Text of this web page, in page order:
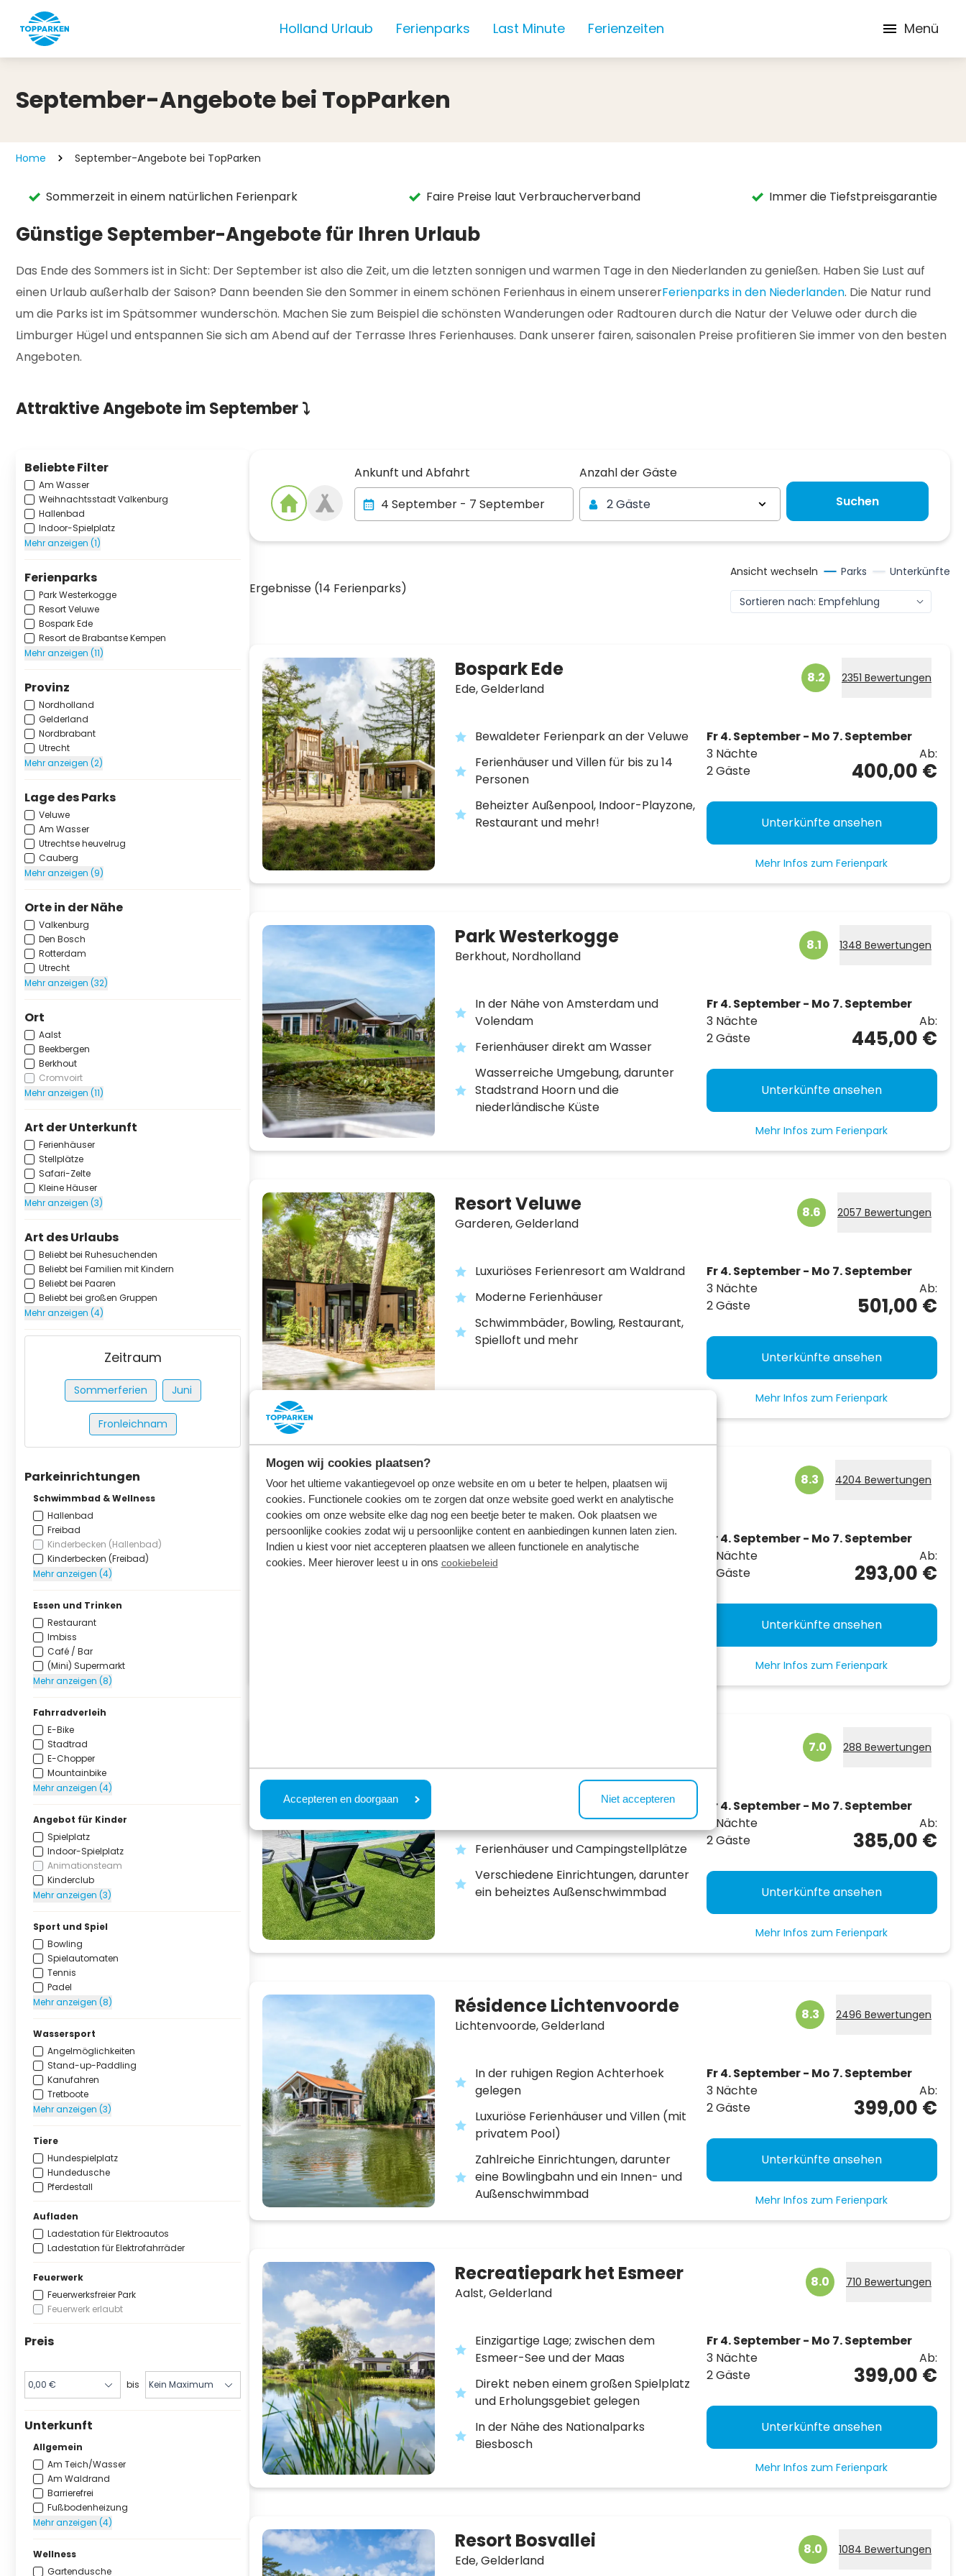
Mogen wij cookies plaatsen?
Voor het ultieme vakantiegevoel op onze website en om u beter te helpen, plaatsen wij
cookies. Functionele cookies om te zorgen dat onze website goed werkt en analytische
cookies om onze website elke dag nog een beetje beter te maken. Ook plaatsen we
persoonlijke cookies zodat wij u persoonlijke content en aanbiedingen kunnen laten zien.
Indien u kiest voor niet accepteren plaatsen we alleen functionele en analytische
cookies. Meer hierover leest u in ons cookiebeleid
Accepteren en doorgaan Niet accepteren
Holland Urlaub Ferienparks Last Minute Ferienzeiten Menü
September-Angebote bei TopParken
Home September-Angebote bei TopParken
Sommerzeit in einem natürlichen Ferienpark Faire Preise laut Verbraucherverband Immer die Tiefstpreisgarantie
Günstige September-Angebote für Ihren Urlaub
Das Ende des Sommers ist in Sicht: Der September ist also die Zeit, um die letzten sonnigen und warmen Tage in den Niederlanden zu genießen. Haben Sie Lust auf
einen Urlaub außerhalb der Saison? Dann beenden Sie den Sommer in einem schönen Ferienhaus in einem unsererFerienparks in den Niederlanden. Die Natur rund
um die Parks ist im Spätsommer wunderschön. Machen Sie zum Beispiel die schönsten Wanderungen oder Radtouren durch die Natur der Veluwe oder durch die
Limburger Hügel und entspannen Sie sich am Abend auf der Terrasse Ihres Ferienhauses. Dank unserer fairen, saisonalen Preise profitieren Sie immer von den besten
Angeboten.
Attraktive Angebote im September ⤵️
Beliebte Filter
Am Wasser
Weihnachtsstadt Valkenburg
Hallenbad
Indoor-Spielplatz
Mehr anzeigen (1)
Ferienparks
Park Westerkogge
Resort Veluwe
Bospark Ede
Resort de Brabantse Kempen
Mehr anzeigen (11)
Provinz
Nordholland
Gelderland
Nordbrabant
Utrecht
Mehr anzeigen (2)
Lage des Parks
Veluwe
Am Wasser
Utrechtse heuvelrug
Cauberg
Mehr anzeigen (9)
Orte in der Nähe
Valkenburg
Den Bosch
Rotterdam
Utrecht
Mehr anzeigen (32)
Ort
Aalst
Beekbergen
Berkhout
Cromvoirt
Mehr anzeigen (11)
Art der Unterkunft
Ferienhäuser
Stellplätze
Safari-Zelte
Kleine Häuser
Mehr anzeigen (3)
Art des Urlaubs
Beliebt bei Ruhesuchenden
Beliebt bei Familien mit Kindern
Beliebt bei Paaren
Beliebt bei großen Gruppen
Mehr anzeigen (4)
Zeitraum
Sommerferien Juni
Fronleichnam
Parkeinrichtungen
Schwimmbad & Wellness
Hallenbad
Freibad
Kinderbecken (Hallenbad)
Kinderbecken (Freibad)
Mehr anzeigen (4)
Essen und Trinken
Restaurant
Imbiss
Café / Bar
(Mini) Supermarkt
Mehr anzeigen (8)
Fahrradverleih
E-Bike
Stadtrad
E-Chopper
Mountainbike
Mehr anzeigen (4)
Angebot für Kinder
Spielplatz
Indoor-Spielplatz
Animationsteam
Kinderclub
Mehr anzeigen (3)
Sport und Spiel
Bowling
Spielautomaten
Tennis
Padel
Mehr anzeigen (8)
Wassersport
Angelmöglichkeiten
Stand-up-Paddling
Kanufahren
Tretboote
Mehr anzeigen (3)
Tiere
Hundespielplatz
Hundedusche
Pferdestall
Aufladen
Ladestation für Elektroautos
Ladestation für Elektrofahrräder
Feuerwerk
Feuerwerksfreier Park
Feuerwerk erlaubt
Preis
bis
Unterkunft
Allgemein
Am Teich/Wasser
Am Waldrand
Barrierefrei
Fußbodenheizung
Mehr anzeigen (4)
Wellness
Gartendusche
Ankunft und Abfahrt Anzahl der Gäste
Anzahl der Gäste
2 Gäste
Suchen
Ergebnisse (14 Ferienparks)
Ansicht wechseln Parks Unterkünfte
Bospark Ede
Ede,Gelderland
8.2 2351 Bewertungen
Bewaldeter Ferienpark an der Veluwe
Ferienhäuser und Villen für bis zu 14
Personen
Beheizter Außenpool, Indoor-Playzone,
Restaurant und mehr!
Fr 4. September - Mo 7. September
3 Nächte
2 Gäste
Ab:
400,00 €
Unterkünfte ansehen
Mehr Infos zum Ferienpark
Park Westerkogge
Berkhout, Nordholland
8.1 1348 Bewertungen
In der Nähe von Amsterdam und
Volendam
Ferienhäuser direkt am Wasser
Wasserreiche Umgebung, darunter
Stadstrand Hoorn und die
niederländische Küste
Fr 4. September - Mo 7. September
3 Nächte
2 Gäste
Ab:
445,00 €
Unterkünfte ansehen
Mehr Infos zum Ferienpark
Resort Veluwe
Garderen,Gelderland
8.6 2057 Bewertungen
Luxuriöses Ferienresort am Waldrand
Moderne Ferienhäuser
Schwimmbäder, Bowling, Restaurant,
Spielloft und mehr
Fr 4. September - Mo 7. September
3 Nächte
2 Gäste
Ab:
501,00 €
Unterkünfte ansehen
Mehr Infos zum Ferienpark
Lunteren, Gelderland
8.3 4204 Bewertungen
Zentral gelegen in den Niederlanden
Komfortable & luxuriöse Ferienhäuser
Fr 4. September - Mo 7. September
3 Nächte
2 Gäste
Ab:
293,00 €
Unterkünfte ansehen
Mehr Infos zum Ferienpark
7.0 288 Bewertungen
Einzigartige, naturreiche Lage an der
Ferienhäuser und Campingstellplätze
Verschiedene Einrichtungen, darunter
ein beheiztes Außenschwimmbad
Fr 4. September - Mo 7. September
3 Nächte
2 Gäste
Ab:
385,00 €
Unterkünfte ansehen
Mehr Infos zum Ferienpark
Résidence Lichtenvoorde
Lichtenvoorde,Gelderland
8.3 2496 Bewertungen
In der ruhigen Region Achterhoek
gelegen
Luxuriöse Ferienhäuser und Villen (mit
privatem Pool)
Zahlreiche Einrichtungen, darunter
eine Bowlingbahn und ein Innen- und
Außenschwimmbad
Fr 4. September - Mo 7. September
3 Nächte
2 Gäste
Ab:
399,00 €
Unterkünfte ansehen
Mehr Infos zum Ferienpark
Recreatiepark het Esmeer
Aalst,Gelderland
8.0 710 Bewertungen
Einzigartige Lage; zwischen dem
Esmeer-See und der Maas
Direkt neben einem großen Spielplatz
und Erholungsgebiet gelegen
In der Nähe des Nationalparks
Biesbosch
Fr 4. September - Mo 7. September
3 Nächte
2 Gäste
Ab:
399,00 €
Unterkünfte ansehen
Mehr Infos zum Ferienpark
Resort Bosvallei
Ede,Gelderland
8.0 1084 Bewertungen